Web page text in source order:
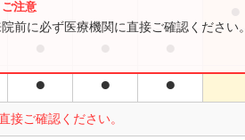
● ● ●
接ご確認ください。
前に必ず医療機関に直接ご確認ください。